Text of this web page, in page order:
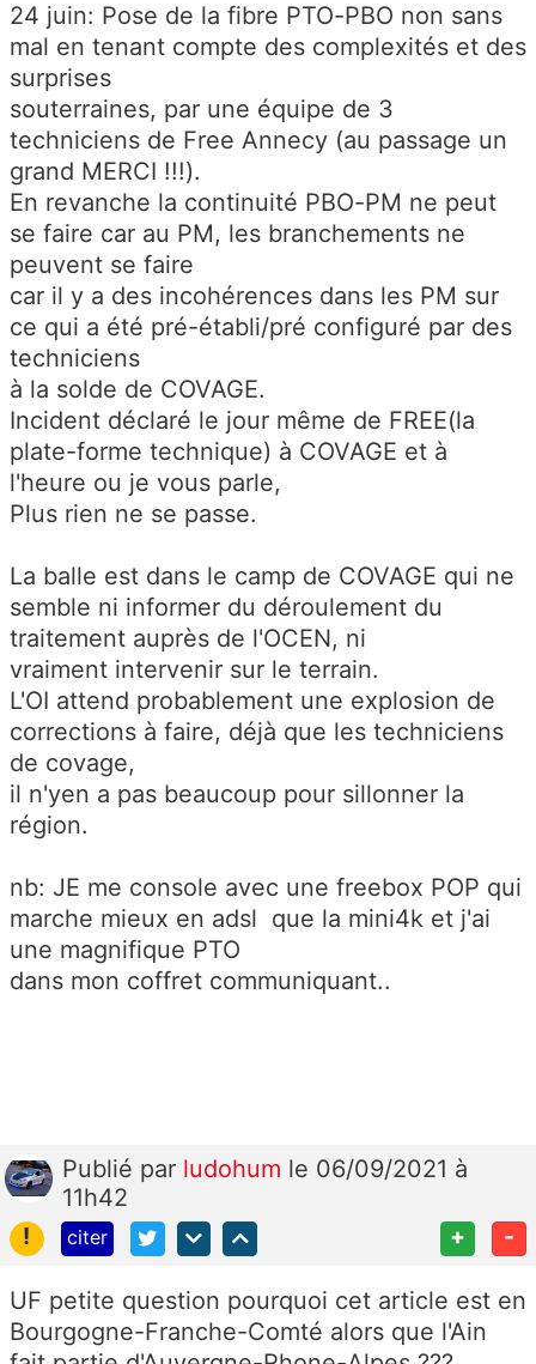
24 juin: Pose de la fibre PTO-PBO non sans
mal en tenant compte des complexités et des
surprises
souterraines, par une équipe de 3
techniciens de Free Annecy (au passage un
grand MERCI !!!).
En revanche la continuité PBO-PM ne peut
se faire car au PM, les branchements ne
peuvent se faire
car il y a des incohérences dans les PM sur
ce qui a été pré-établi/pré configuré par des
techniciens
à la solde de COVAGE.
Incident déclaré le jour même de FREE(la
plate-forme technique) à COVAGE et à
l'heure ou je vous parle,
Plus rien ne se passe.
La balle est dans le camp de COVAGE qui ne
semble ni informer du déroulement du
traitement auprès de l'OCEN, ni
vraiment intervenir sur le terrain.
L'OI attend probablement une explosion de
corrections à faire, déjà que les techniciens
de covage,
il n'yen a pas beaucoup pour sillonner la
région.
nb: JE me console avec une freebox POP qui
marche mieux en adsl que la mini4k et j'ai
une magnifique PTO
dans mon coffret communiquant..
Publié par ludohum le 06/09/2021 à
11h42
!
citer + -
UF petite question pourquoi cet article est en
Bourgogne-Franche-Comté alors que l'Ain